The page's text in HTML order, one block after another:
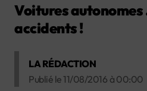
Voitures
accidents !
LA RÉDACTION
Publié le 11/08/2016 à 00:00